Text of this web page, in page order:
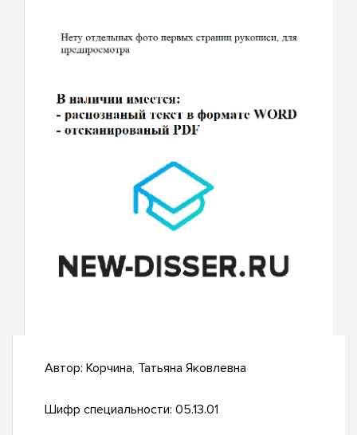
Автор: Корчина, Татьяна Яковлевна
Шифр специальности: 05.13.01